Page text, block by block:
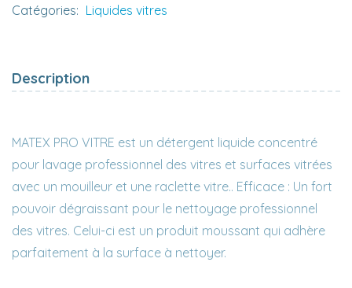
Catégories: Liquides vitres
Description
MATEX PRO VITRE est un détergent liquide concentré
pour lavage professionnel des vitres et surfaces vitrées
avec un mouilleur et une raclette vitre.. Efficace : Un fort
pouvoir dégraissant pour le nettoyage professionnel
des vitres. Celui-ci est un produit moussant qui adhère
parfaitement à la surface à nettoyer.